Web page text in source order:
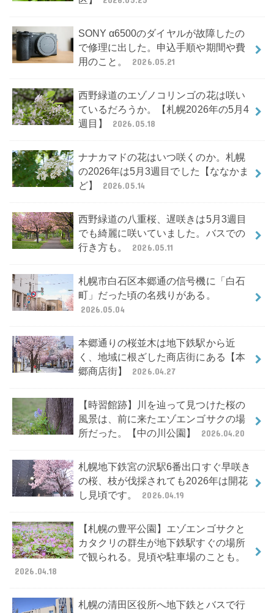
SONY α6500のダイヤルが故障したの
で修理に出した。申込手順や期間や費
用のこと。
2026.05.21
西野緑道のエゾノコリンゴの花は咲い
ているだろうか。【札幌2026年の5月4
週目】
2026.05.18
ナナカマドの花はいつ咲くのか。札幌
の2026年は5月3週目でした【ななかま
ど】
2026.05.14
西野緑道の八重桜、遅咲きは5月3週目
でも綺麗に咲いていました。バスでの
行き方も。
2026.05.11
札幌市白石区本郷通の信号機に「白石
町」だった頃の名残りがある。
2026.05.04
本郷通りの桜並木は地下鉄駅から近
く、地域に根ざした商店街にある【本
郷商店街】
2026.04.27
【時習館跡】川を辿って見つけた桜の
風景は、前に来たエゾエンゴサクの場
所だった。【中の川公園】
2026.04.20
札幌地下鉄宮の沢駅6番出口すぐ早咲き
の桜、枝が伐採されても2026年は開花
し見頃です。
2026.04.19
【札幌の豊平公園】エゾエンゴサクと
カタクリの群生が地下鉄駅すぐの場所
で観られる。見頃や駐車場のことも。
2026.04.18
札幌の清田区役所へ地下鉄とバスで行